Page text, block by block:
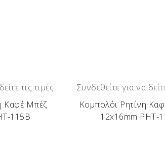
τις τιμές
Καφέ Μπέζ
115Β
Συνδεθείτε για να
Κομπολόι Ρητίνη
12x16mm ΡΗΤ-